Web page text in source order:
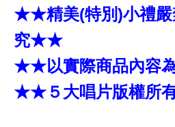
★★精美(特別)小禮嚴
究★★
★★以實際商品內容
★★５大唱片版權所